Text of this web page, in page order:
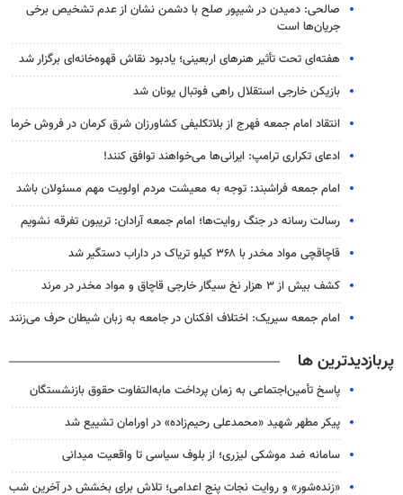
صالحی: دمیدن در شیپور صلح با دشمن نشان از عدم تشخیص برخی
جریان‌ها است
هفته‌ای تحت تأثیر هنرهای اربعینی؛ یادبود نقاش قهوه‌خانه‌ای برگزار شد
بازیکن خارجی استقلال راهی فوتبال یونان شد
انتقاد امام جمعه فهرج از بلاتکلیفی کشاورزان شرق کرمان در فروش خرما
ادعای تکراری ترامپ: ایرانی‌ها می‌خواهند توافق کنند!
امام جمعه فراشبند: توجه به معیشت مردم اولویت مهم مسئولان باشد
رسالت رسانه در جنگ روایت‌ها؛ امام جمعه آرادان: تریبون تفرقه نشویم
قاچاقچی مواد مخدر با ۳۶۸ کیلو تریاک در داراب دستگیر شد
کشف بیش از ۳ هزار نخ سیگار خارجی قاچاق و مواد مخدر در مرند
امام جمعه سیریک: اختلاف افکنان در جامعه به زبان شیطان حرف می‌زنند
پربازدیدترین ها
پاسخ تأمین‌اجتماعی به زمان پرداخت مابه‌التفاوت حقوق بازنشستگان
پیکر مطهر شهید «محمدعلی رحیم‌زاده» در اورامان تشییع شد
سامانه ضد موشکی لیزری؛ از بلوف سیاسی تا واقعیت میدانی
«زنده‌شور» و روایت نجات پنج اعدامی؛ تلاش برای بخشش در آخرین شب